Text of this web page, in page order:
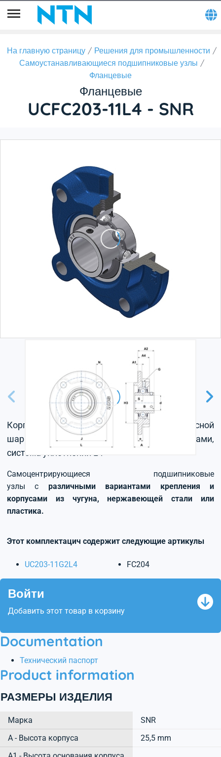
На главную страницу
Решения для промышленности
Самоустанавливающиеся подшипниковые узлы
Фланцевые
Фланцевые
UCFC203-11L4 - SNR
Корпус из серого чугуна, радиальный корпусной
шарикоподшипник с установочными винтами,
система уплотнений L4
Самоцентрирующиеся подшипниковые
узлы с различными вариантами крепления и
корпусами из чугуна, нержавеющей стали или
пластика.
Этот комплектацич содержит следующие артикулы
UC203-11G2L4 FC204
Войти
Добавить этот товар в корзину
Documentation
Технический паспорт
Product information
РАЗМЕРЫ ИЗДЕЛИЯ
Марка
SNR
А - Высота корпуса
25,5 mm